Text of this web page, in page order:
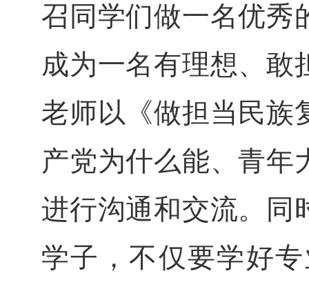
召同学们做一名优秀
成为一名有理想、敢
老师以《做担当民族
产党为什么能、青年
进行沟通和交流。同
学子，不仅要学好